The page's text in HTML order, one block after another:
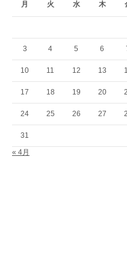
月 火 水 木
3 4 5 6
10 11 12 13
17 18 19 20
24 25 26 27
31
« 4月